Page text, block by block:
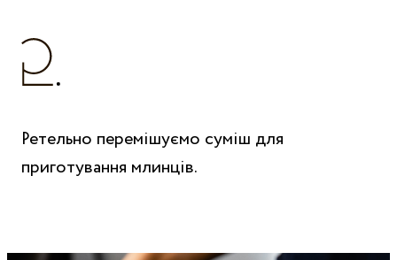
Ретельно перемішуємо суміш для
приготування млинців.